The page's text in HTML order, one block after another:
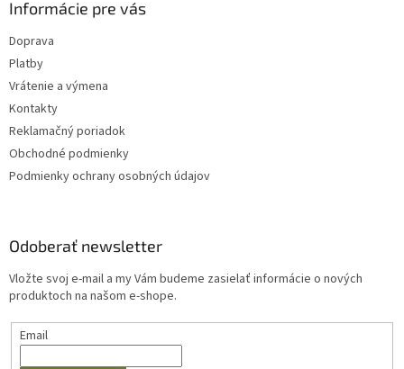
Informácie pre vás
Doprava
Platby
Vrátenie a výmena
Kontakty
Reklamačný poriadok
Obchodné podmienky
Podmienky ochrany osobných údajov
Odoberať newsletter
Vložte svoj e-mail a my Vám budeme zasielať informácie o nových
produktoch na našom e-shope.
Email